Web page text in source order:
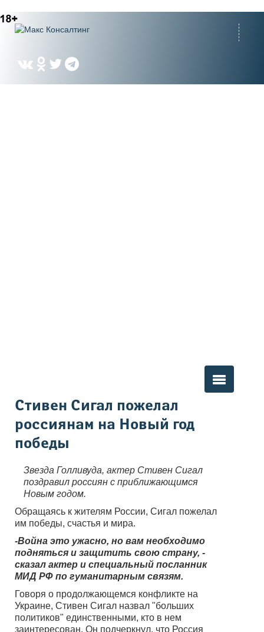
Вы здесь
Стивен Сигал пожелал
россиянам на Новый год
победы
Звезда Голливуда, актер Стивен Сигал
поздравил россиян с приближающимся
Новым годом.
Обращаясь к жителям России, Сигал пожелал
им победы, счастья и мира.
-Война это ужасно, но вам необходимо
подняться и защитить свою страну, -
сказал актер и специальный посланник
МИД РФ по гуманитарным связям.
Говоря о продолжающемся конфликте на
Украине, Стивен Сигал назвал "больших
политиков" единственными, кто в нем
заинтересован. Он подчеркнул, что Россия